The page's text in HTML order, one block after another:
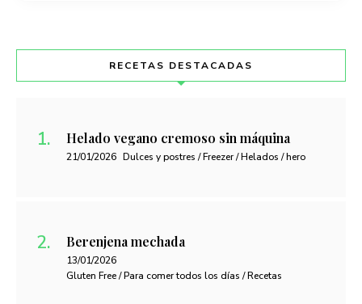
RECETAS DESTACADAS
Helado vegano cremoso sin máquina
21/01/2026 Dulces y postres / Freezer / Helados / hero
Berenjena mechada
13/01/2026
Gluten Free / Para comer todos los días / Recetas